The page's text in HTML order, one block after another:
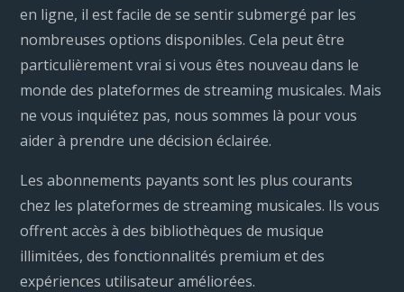
en ligne, il est facile de se sentir submergé par les
nombreuses options disponibles. Cela peut être
particulièrement vrai si vous êtes nouveau dans le
monde des plateformes de streaming musicales. Mais
ne vous inquiétez pas, nous sommes là pour vous
aider à prendre une décision éclairée.
Les abonnements payants sont les plus courants
chez les plateformes de streaming musicales. Ils vous
offrent accès à des bibliothèques de musique
illimitées, des fonctionnalités premium et des
expériences utilisateur améliorées.